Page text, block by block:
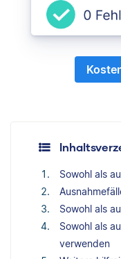
Sowohl als
Sowohl als
Sowohl als
verwenden